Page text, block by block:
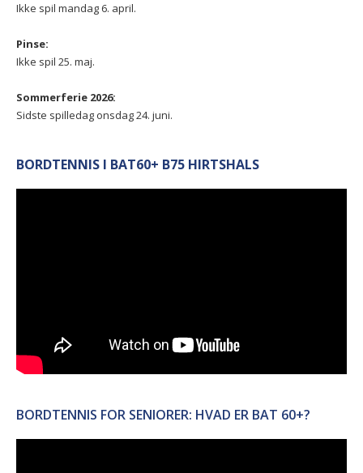
Ikke spil mandag 6. april.
Pinse:
Ikke spil 25. maj.
Sommerferie 2026:
Sidste spilledag onsdag 24. juni.
BORDTENNIS I BAT60+ B75 HIRTSHALS
BORDTENNIS FOR SENIORER: HVAD ER BAT 60+?